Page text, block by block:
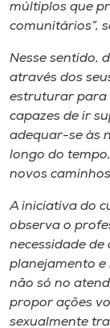
múltiplos que
comunitários”,
Nesse sentido,
através dos
estruturar para
capazes de ir
adequar-se às
longo do
novos
A iniciativa do
observa o
necessidade
planejamento e
não só no
propor ações
sexualmente